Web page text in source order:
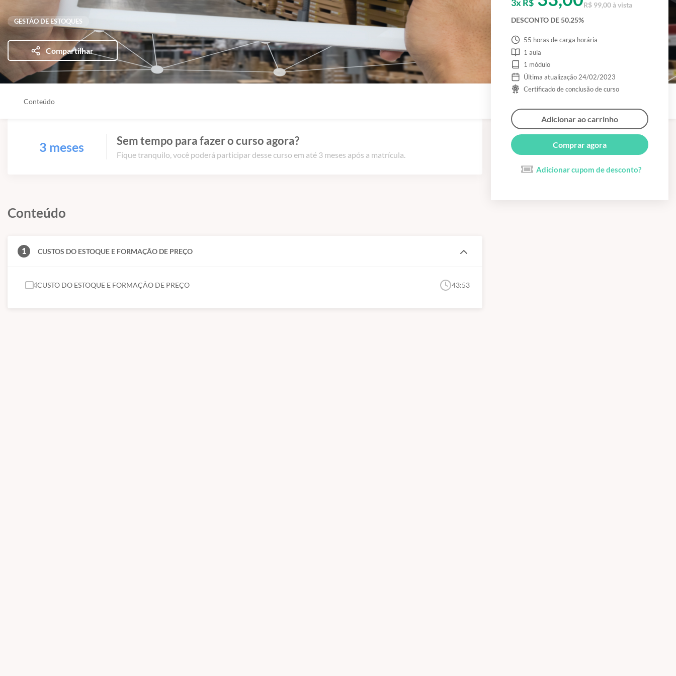
GESTÃO DE ESTOQUES
Compartilhar
Conteúdo
3 meses Sem tempo para fazer o curso agora?
Fique tranquilo, você poderá participar desse curso em até 3 meses após a matrícula.
Conteúdo
1 CUSTOS DO ESTOQUE E FORMAÇÃO DE PREÇO
CUSTO DO ESTOQUE E FORMAÇÂO DE PREÇO 43:53
3x R$
R$ 99,00 à vista
DESCONTO DE 50.25%
55 horas de carga horária
1 aula
1 módulo
Última atualização 24/02/2023
Certificado de conclusão de curso
Adicionar ao carrinho
Comprar agora
Adicionar cupom de desconto?